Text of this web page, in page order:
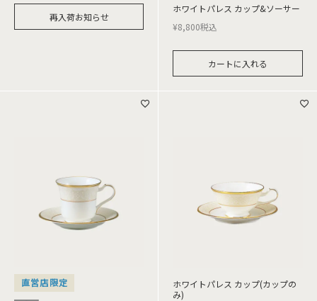
再入荷お知らせ
ホワイトパレス カップ&ソーサー
¥8,800税込
カートに入れる
直営店限定
ホワイトパレス カップ(カップの
み)